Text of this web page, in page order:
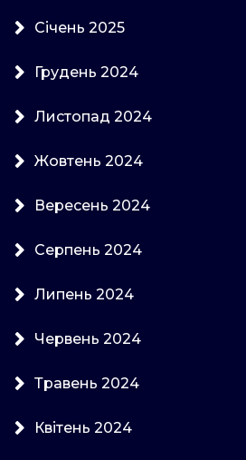
Січень 2025
Грудень 2024
Листопад 2024
Жовтень 2024
Вересень 2024
Серпень 2024
Липень 2024
Червень 2024
Травень 2024
Квітень 2024